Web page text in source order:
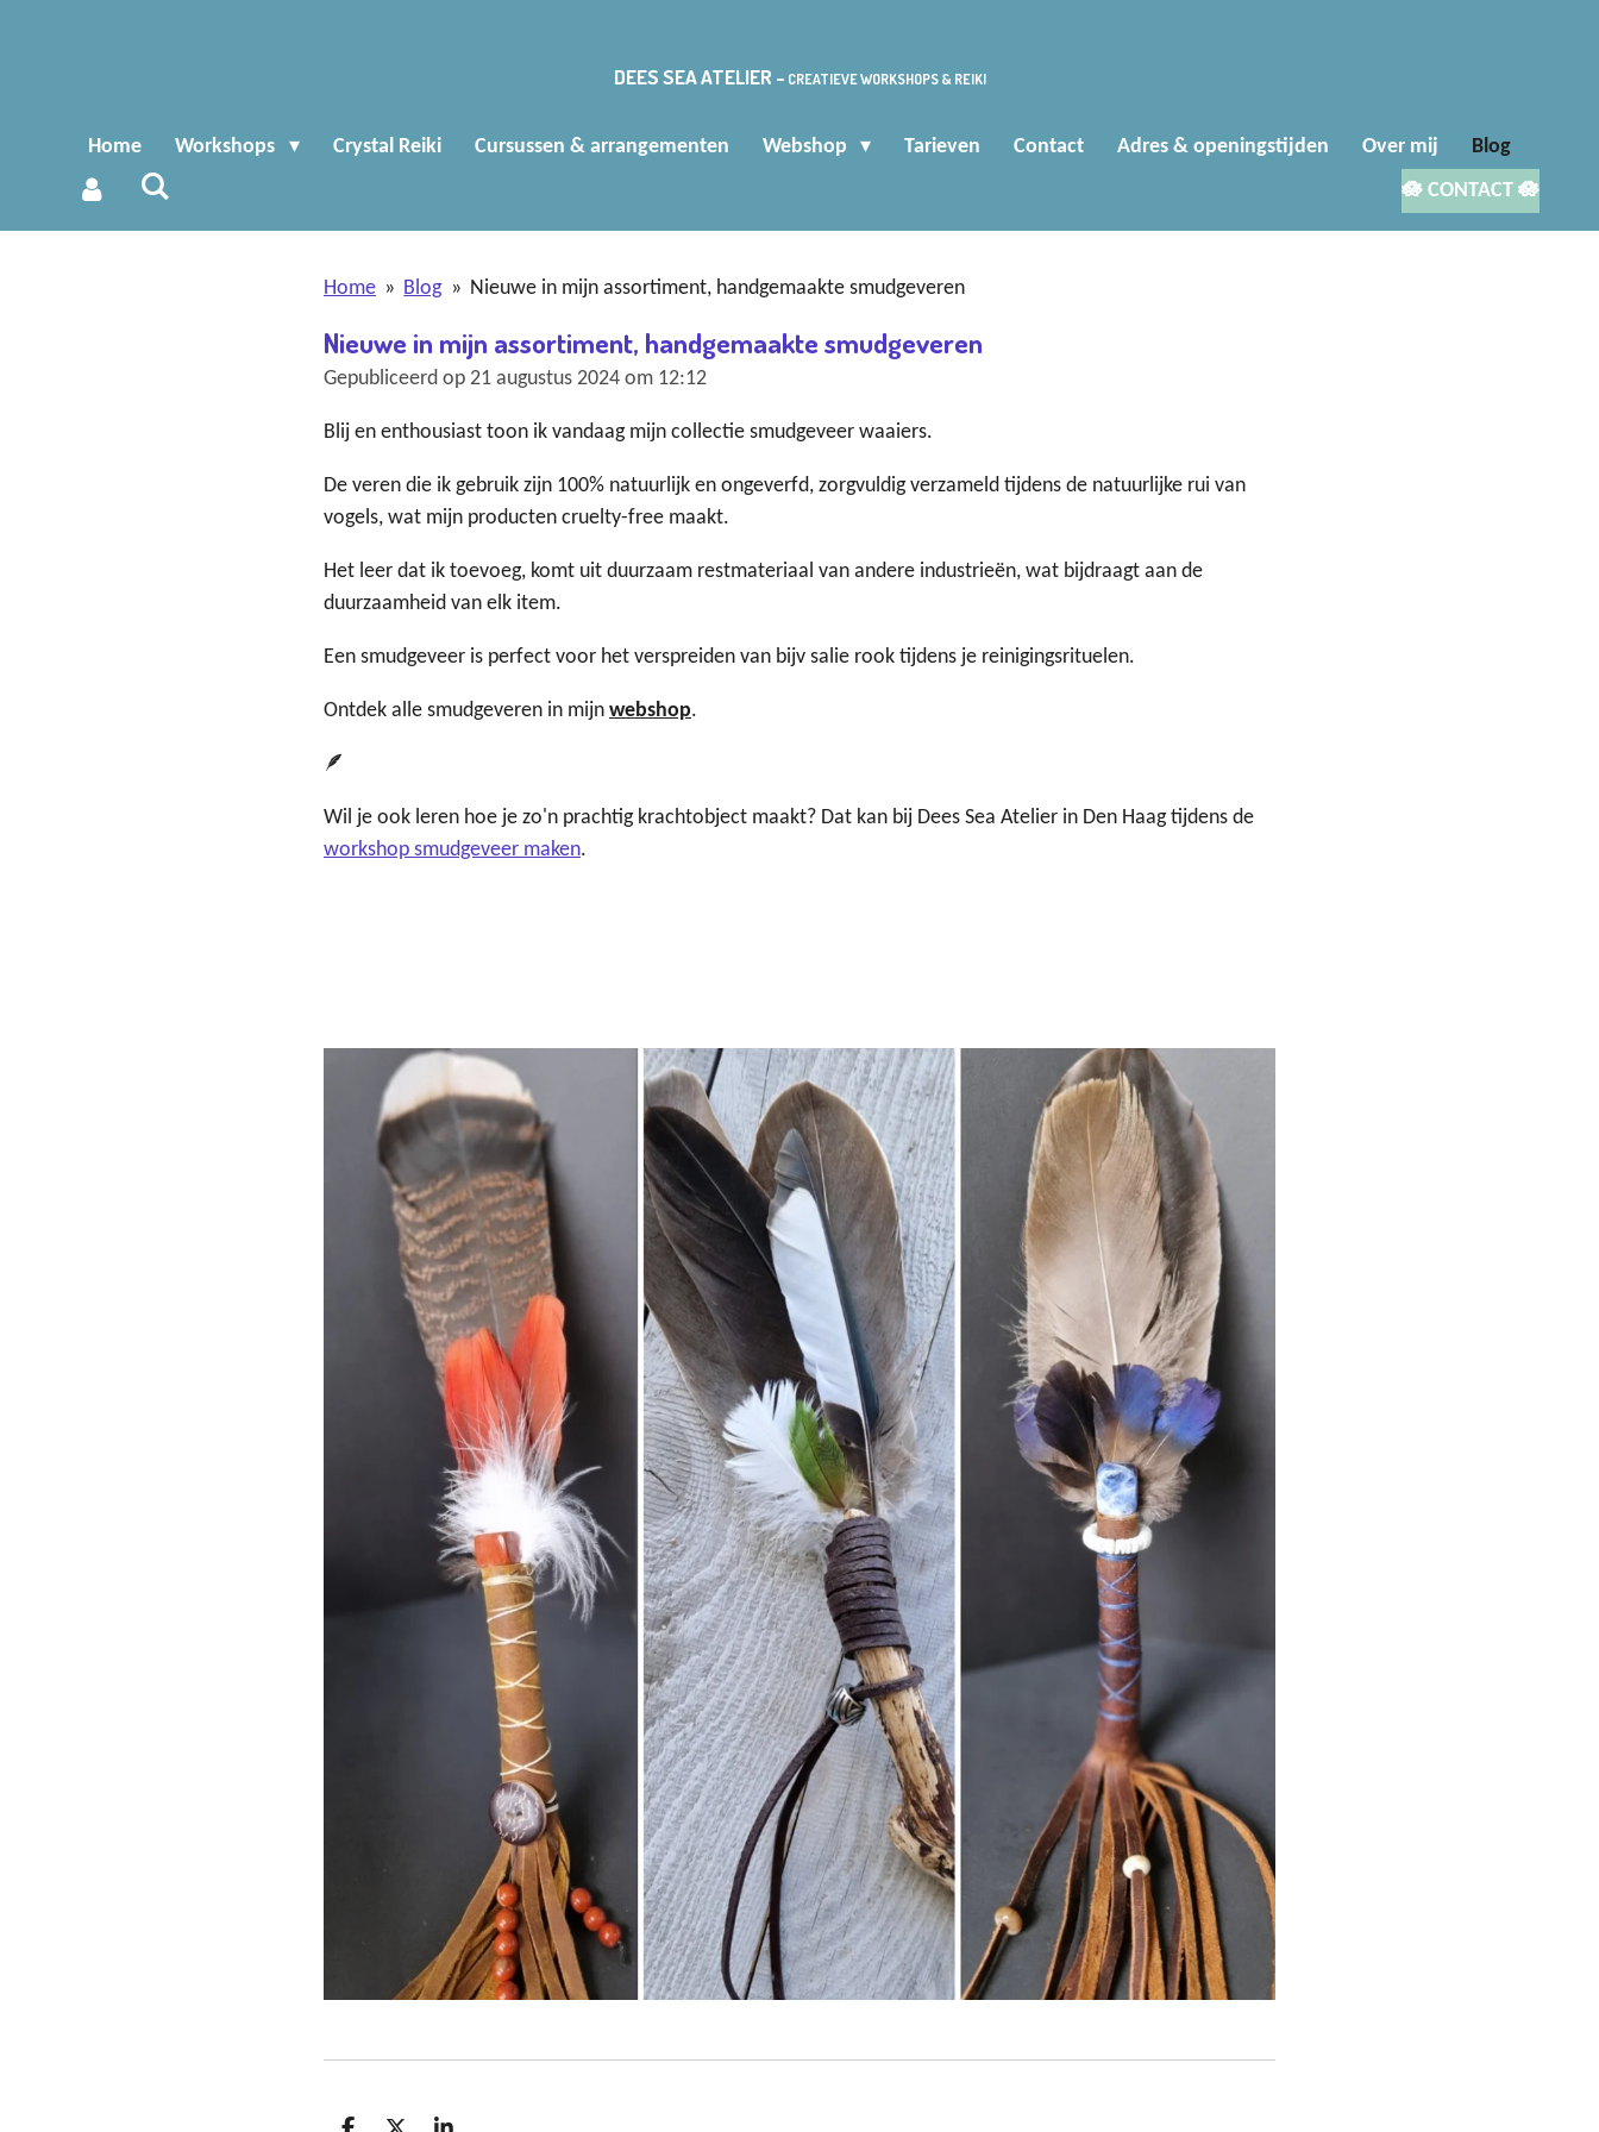
hoofdinhoud
DEES SEA ATELIER - CREATIEVE WORKSHOPS & REIKI
Home Workshops Crystal Reiki Cursussen & arrangementen Webshop Tarieven Contact Adres & openingstijden Over mij
Blog
🪷 CONTACT 🪷
Home » Blog » Nieuwe in mijn assortiment, handgemaakte smudgeveren
Nieuwe in mijn assortiment, handgemaakte smudgeveren
Gepubliceerd op 21 augustus 2024 om 12:12
Blij en enthousiast toon ik vandaag mijn collectie smudgeveer waaiers.
De veren die ik gebruik zijn 100% natuurlijk en ongeverfd, zorgvuldig verzameld tijdens de natuurlijke rui van
vogels, wat mijn producten cruelty-free maakt.
Het leer dat ik toevoeg, komt uit duurzaam restmateriaal van andere industrieën, wat bijdraagt aan de
duurzaamheid van elk item.
Een smudgeveer is perfect voor het verspreiden van bijv salie rook tijdens je reinigingsrituelen.
Ontdek alle smudgeveren in mijn webshop.
🪶
Wil je ook leren hoe je zo'n prachtig krachtobject maakt? Dat kan bij Dees Sea Atelier in Den Haag tijdens de
workshop smudgeveer maken.